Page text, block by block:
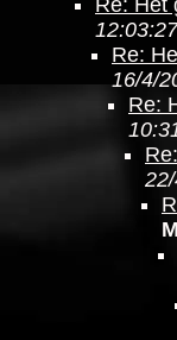
Re: Het
12:03:27
Re:
16/4/
Re: